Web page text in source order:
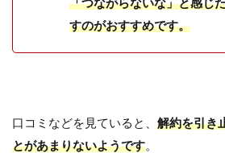
すのがおすすめです。
口コミなどを見ていると、 解約を引き
とがあまりないようです